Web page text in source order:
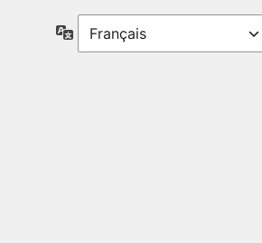
Langue